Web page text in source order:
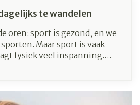
te wandelen
oren: sport is gezond, en we
Maar sport is vaak
fysiek veel inspanning.
en is heel toegankelijk